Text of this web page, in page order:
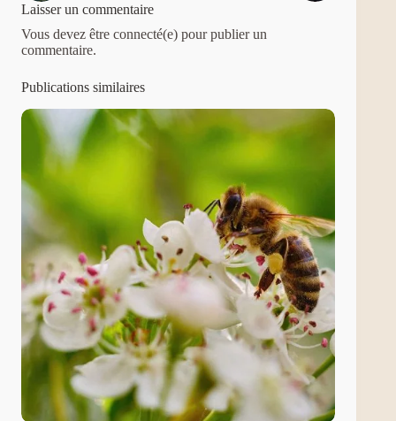
Laisser un commentaire
Vous devez être connecté(e) pour publier un
commentaire.
Publications similaires